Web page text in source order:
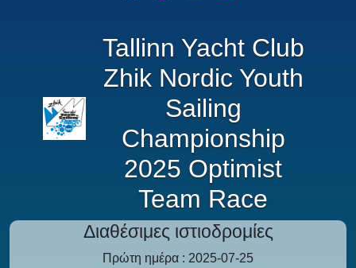
Tallinn Yacht Club
Zhik Nordic Youth
Sailing
Championship
2025 Optimist
Team Race
Διαθέσιμες ιστιοδρομίες
Πρώτη ημέρα : 2025-07-25